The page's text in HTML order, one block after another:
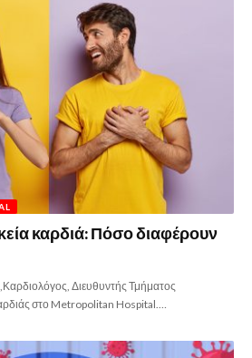
καρδιά: Πόσο διαφέρουν
Διευθυντής Τμήματος
στο Metropolitan Hospital.…